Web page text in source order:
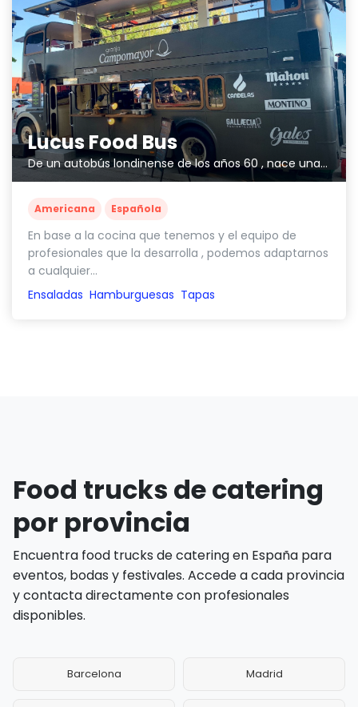
Lucus Food Bus
De un autobús londinense de los años 60 , nace una experiencia culinaria innovadora.
Americana Española
En base a la cocina que tenemos y el equipo de
profesionales que la desarrolla , podemos adaptarnos
a cualquier...
Ensaladas Hamburguesas Tapas
Food trucks de catering
por provincia
Encuentra food trucks de catering en España para
eventos, bodas y festivales. Accede a cada provincia
y contacta directamente con profesionales
disponibles.
Barcelona Madrid